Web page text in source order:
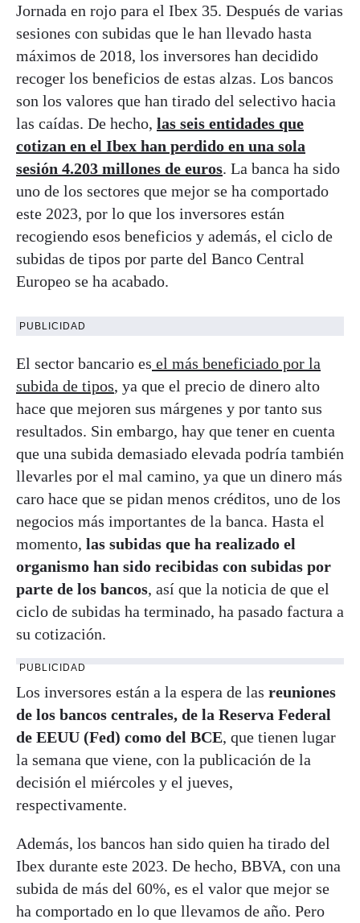
Jornada en rojo para el Ibex 35. Después de varias
sesiones con subidas que le han llevado hasta
máximos de 2018, los inversores han decidido
recoger los beneficios de estas alzas. Los bancos
son los valores que han tirado del selectivo hacia
las caídas. De hecho, las seis entidades que
cotizan en el Ibex han perdido en una sola
sesión 4.203 millones de euros. La banca ha sido
uno de los sectores que mejor se ha comportado
este 2023, por lo que los inversores están
recogiendo esos beneficios y además, el ciclo de
subidas de tipos por parte del Banco Central
Europeo se ha acabado.
PUBLICIDAD
El sector bancario es el más beneficiado por la
subida de tipos, ya que el precio de dinero alto
hace que mejoren sus márgenes y por tanto sus
resultados. Sin embargo, hay que tener en cuenta
que una subida demasiado elevada podría también
llevarles por el mal camino, ya que un dinero más
caro hace que se pidan menos créditos, uno de los
negocios más importantes de la banca. Hasta el
momento, las subidas que ha realizado el
organismo han sido recibidas con subidas por
parte de los bancos, así que la noticia de que el
ciclo de subidas ha terminado, ha pasado factura a
su cotización.
PUBLICIDAD
Los inversores están a la espera de las reuniones
de los bancos centrales, de la Reserva Federal
de EEUU (Fed) como del BCE, que tienen lugar
la semana que viene, con la publicación de la
decisión el miércoles y el jueves,
respectivamente.
Además, los bancos han sido quien ha tirado del
Ibex durante este 2023. De hecho, BBVA, con una
subida de más del 60%, es el valor que mejor se
ha comportado en lo que llevamos de año. Pero